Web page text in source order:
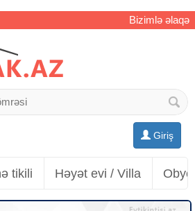
Bizimlə əlaqə
Giriş
tikili Həyət evi / Villa